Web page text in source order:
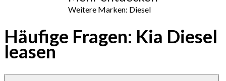
Weitere Marken: Diesel
Häufige Fragen: Kia Diesel
leasen